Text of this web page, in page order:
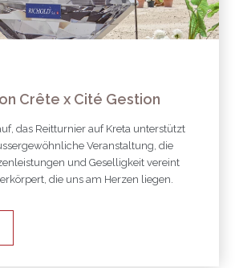
Crête x Cité Gestion
das Reitturnier auf Kreta unterstützt
Veranstaltung, die
und Geselligkeit vereint
die uns am Herzen liegen.